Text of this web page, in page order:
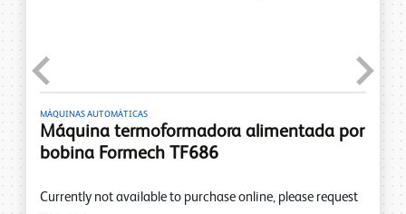
MÁQUINAS AUTOMÁTICAS
Máquina termoformadora alimentada por
bobina Formech TF686
Currently not available to purchase online, please request
Previous Next